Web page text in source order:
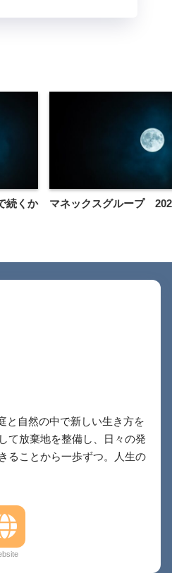
続くか マネックスグループ
と自然の中で新しい生き方を
て放棄地を整備し、日々の発
ることから一歩ずつ。人生の